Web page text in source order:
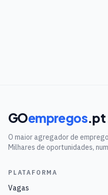
GOempregos.pt
O maior agregador de
Milhares de oportunidades,
PLATAFORMA
Vagas